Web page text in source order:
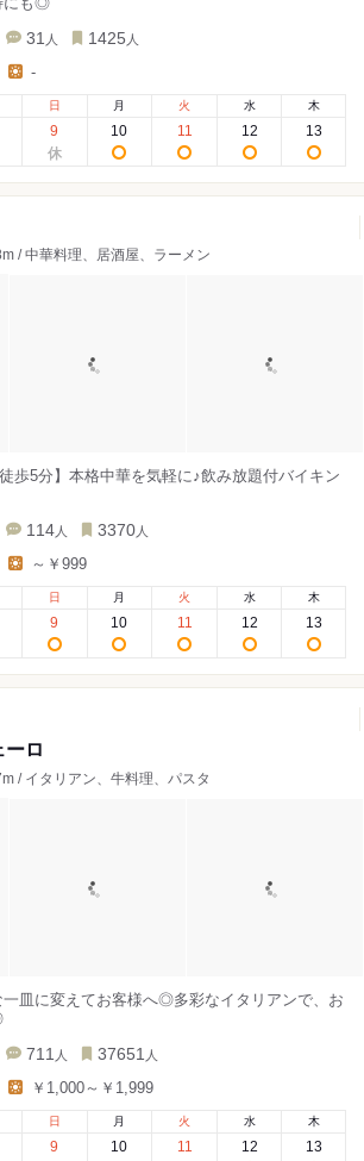
31 人 1425 人
-
日
9
月
10
火
11
水
12
木
13
/ 中華料理、居酒屋、ラーメン
歩5分】本格中華を気軽に♪飲み放題付バイキン
114 人 3370 人
～￥999
日
9
月
10
火
11
水
12
木
13
ーロ
/ イタリアン、牛料理、パスタ
皿に変えてお客様へ◎多彩なイタリアンで、お
711 人 37651 人
￥1,000～￥1,999
日
9
月
10
火
11
水
12
木
13